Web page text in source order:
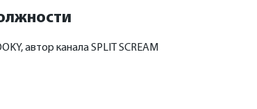
автор канала SPLIT SCREAM